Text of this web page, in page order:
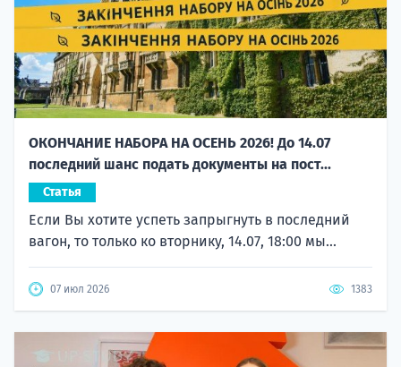
ОКОНЧАНИЕ НАБОРА НА ОСЕНЬ 2026! До 14.07
последний шанс подать документы на пост...
Статья
Если Вы хотите успеть запрыгнуть в последний
вагон, то только ко вторнику, 14.07, 18:00 мы...
07 июл 2026 1383